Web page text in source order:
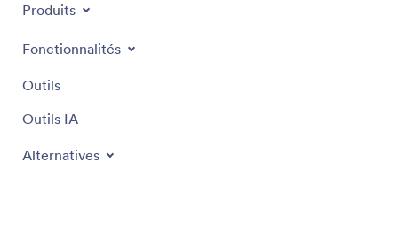
Produits
Fonctionnalités
Outils
Outils IA
Alternatives